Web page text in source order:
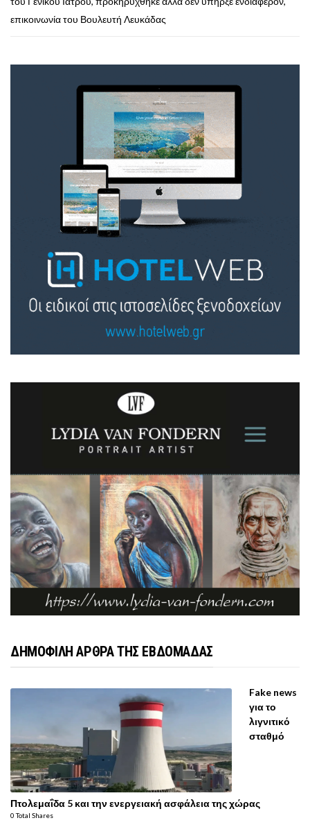
επικοινωνία του Βουλευτή Λευκάδας
ΔΗΜΟΦΙΛΗ ΑΡΘΡΑ ΤΗΣ ΕΒΔΟΜΑΔΑΣ
Fake news
για το
λιγνιτικό
σταθμό
Πτολεμαΐδα 5 και την ενεργειακή ασφάλεια της χώρας
0 Total Shares